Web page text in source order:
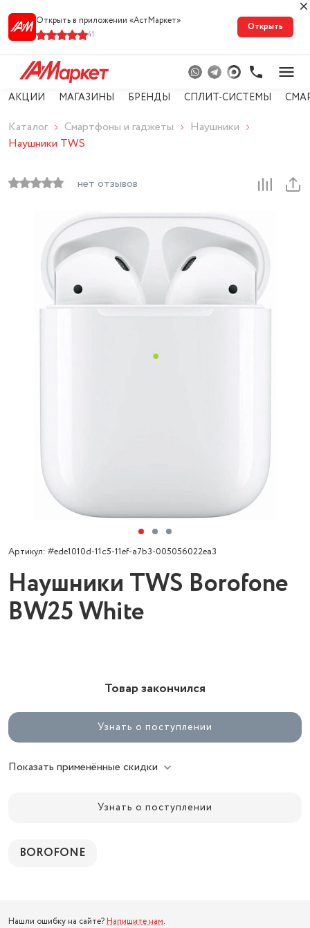
Открыть в приложении «АстМарке‪т‬»
41
Открыть
АКЦИИ МАГАЗИНЫ БРЕНДЫ СПЛИТ-СИСТЕМЫ
Каталог Смартфоны и гаджеты
Наушники
Наушники TWS
нет отзывов
Артикул: #ede1010d-11c5-11ef-a7b3-005056022ea3
Наушники TWS Borofone
BW25 White
Товар закончился
Узнать о поступлении
Показать применённые скидки
Узнать о поступлении
BOROFONE
Нашли ошибку на сайте? Напишите нам.